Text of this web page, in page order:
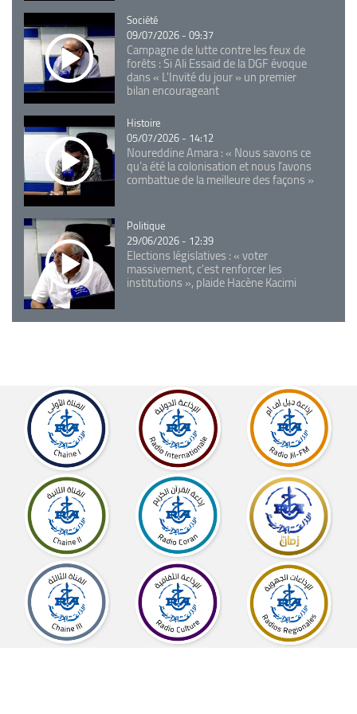
Catégorie
Société
09/07/2026 - 09:37
Campagne de lutte contre les feux de
forêts : Si Ali Essaid de la DGF évoque
dans « L'Invité du jour » un premier
bilan encourageant
Catégorie
Histoire
05/07/2026 - 14:12
Noureddine Amara : « Nous savons ce
qu’a été la colonisation et nous l’avons
combattue de la meilleure des façons »
Catégorie
Politique
29/06/2026 - 12:39
Elections législatives : « voter
massivement, c'est renforcer les
institutions », plaide Hacène Kacimi